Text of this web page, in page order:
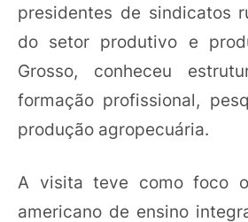
presidentes de sindicatos
do setor produtivo e
Grosso, conheceu
formação profissional,
produção agropecuária.
A visita teve como foco
americano de ensino